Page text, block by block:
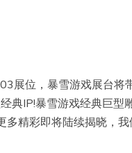
展位，暴雪游戏展台将
典IP!暴雪游戏经典巨型
精彩即将陆续揭晓，我